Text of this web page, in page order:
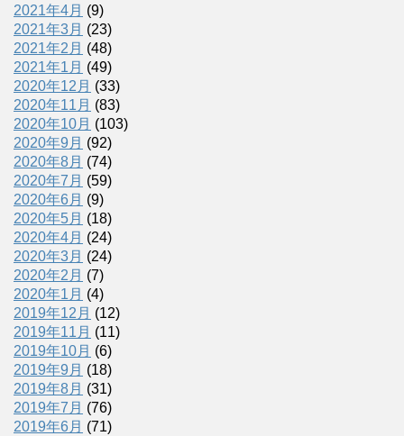
2021年4月 (9)
2021年3月 (23)
2021年2月 (48)
2021年1月 (49)
2020年12月 (33)
2020年11月 (83)
2020年10月 (103)
2020年9月 (92)
2020年8月 (74)
2020年7月 (59)
2020年6月 (9)
2020年5月 (18)
2020年4月 (24)
2020年3月 (24)
2020年2月 (7)
2020年1月 (4)
2019年12月 (12)
2019年11月 (11)
2019年10月 (6)
2019年9月 (18)
2019年8月 (31)
2019年7月 (76)
2019年6月 (71)